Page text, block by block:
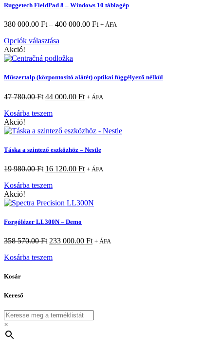
Ruggetech FieldPad 8 – Windows 10 táblagép
380 000.00 Ft – 400 000.00 Ft + ÁFA
Opciók választása
Akció!
Műszertalp (központosító alátét) optikai függélyező nélkül
47 780.00Ft 44 000.00 Ft + ÁFA
Kosárba teszem
Akció!
Táska a szintező eszközhöz – Nestle
19 980.00Ft 16 120.00 Ft + ÁFA
Kosárba teszem
Akció!
Forgólézer LL300N – Demo
358 570.00Ft 233 000.00 Ft + ÁFA
Kosárba teszem
Kosár
Kereső
×